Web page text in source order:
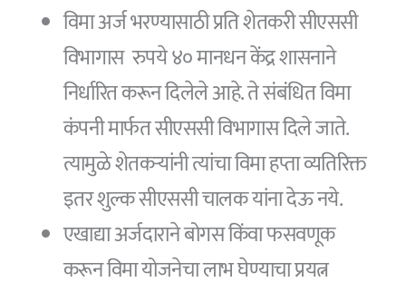
विमा अर्ज भरण्यासाठी प्रति शेतकरी सीएससी
विभागास रुपये ४० मानधन केंद्र शासनाने
निर्धारित करून दिलेले आहे. ते संबंधित विमा
कंपनी मार्फत सीएससी विभागास दिले जाते.
त्यामुळे शेतकऱ्यांनी त्यांचा विमा हप्ता व्यतिरिक्त
इतर शुल्क सीएससी चालक यांना देऊ नये.
एखाद्या अर्जदाराने बोगस किंवा फसवणूक
करून विमा योजनेचा लाभ घेण्याचा प्रयत्न